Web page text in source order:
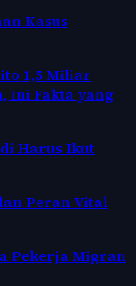
Kasus
1,5 Miliar
Ini Fakta yang
Harus Ikut
Peran Vital
Pekerja Migran